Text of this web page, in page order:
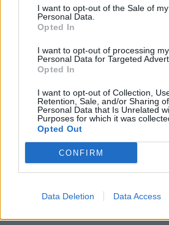
I want to opt-out of the Sale of my
Personal Data.
Opted In
I want to opt-out of processing my
Personal Data for Targeted
Opted In
I want to opt-out of Collection,
Retention, Sale, and/or Sharing
Personal Data that Is Unrelated
Purposes for which it was
Opted Out
CONFIRM
Data Deletion Data Access